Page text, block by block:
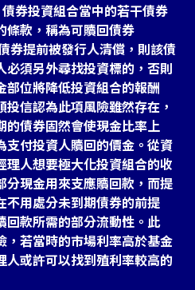
券投資組合當中的若干債券
條款，稱為可贖回債券
提前被發行人清償，則該債
須另外尋找投資標的，否則
位將降低投資組合的報酬
信認為此項風險雖然存在，
的債券固然會使現金比率上
支付投資人贖回的價金。從資
理人想要極大化投資組合的收
分現金用來支應贖回款，而提
不用處分未到期債券的前提
回款所需的部分流動性。此
，若當時的市場利率高於基金
人或許可以找到殖利率較高的